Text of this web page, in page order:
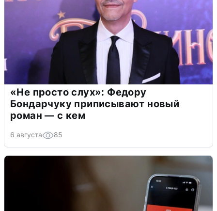
«Не просто слух»: Федору
Бондарчуку приписывают новый
роман — с кем
6 августа 85